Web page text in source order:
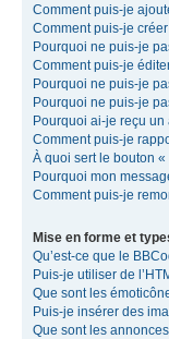
Comment puis-je
Comment puis-je
Pourquoi ne puis-je
Comment puis-je
Pourquoi ne puis-je
Pourquoi ne puis-je
Pourquoi ai-je reçu un
Comment puis-je
À quoi sert le bouton
Pourquoi mon
Comment puis-je
Mise en forme et
Qu’est-ce que le
Puis-je utiliser de
Que sont les
Puis-je insérer des
Que sont les